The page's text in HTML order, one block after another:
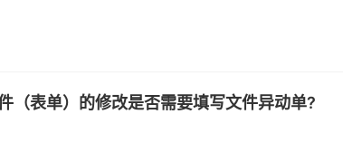
表单）的修改是否需要填写文件异动单?